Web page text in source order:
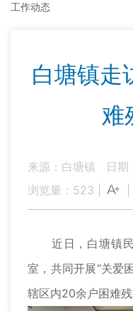
工作动态
白塘镇走
难
来源：白塘镇
日
浏览量： 523
近日，白塘镇民
室，共同开展“关爱
辖区内20余户困难残